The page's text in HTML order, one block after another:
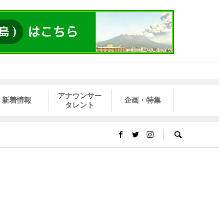
新着情報
アナウンサー
タレント
企画・特集